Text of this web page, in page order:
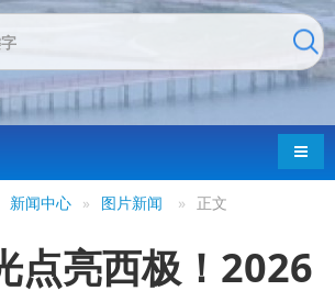
导航
新闻中心 » 图片新闻 » 正文
点亮西极！2026